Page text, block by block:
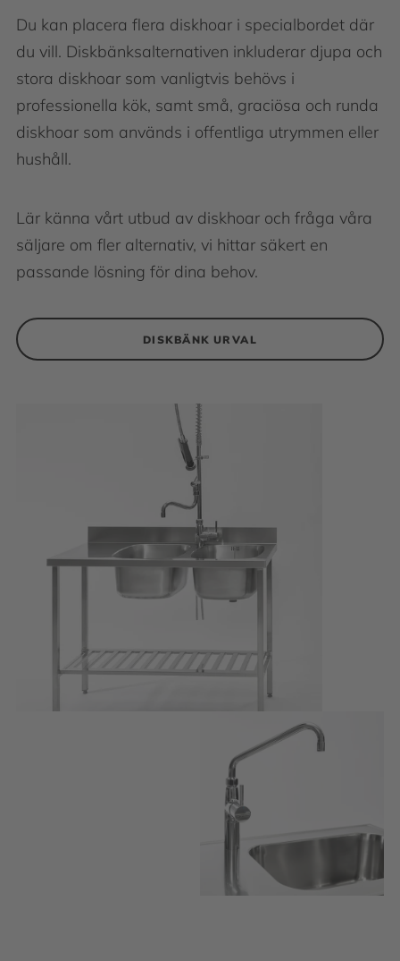
Du kan placera flera diskhoar i specialbordet där
du vill. Diskbänksalternativen inkluderar djupa och
stora diskhoar som vanligtvis behövs i
professionella kök, samt små, graciösa och runda
diskhoar som används i offentliga utrymmen eller
hushåll.
Lär känna vårt utbud av diskhoar och fråga våra
säljare om fler alternativ, vi hittar säkert en
passande lösning för dina behov.
DISKBÄNK URVAL